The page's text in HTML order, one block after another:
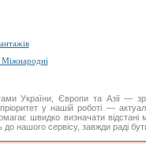
Міжнародні
України, Європи та Азії —
у нашій роботі —
швидко визначати
нашого сервісу, завжди раді